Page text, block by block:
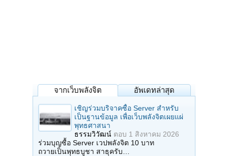
จากเว็บพลังจิต อัพเดทล่าสุด
เชิญร่วมบริจาคซื้อ Server สำหรับ
เป็นฐานข้อมูล เพื่อเว็บพลังจิตเผยแผ่
พุทธศาสนา
ธรรมวิวัฒน์ ตอบ 1 สิงหาคม 2026
ร่วมบุญซื้อ Server เวปพลังจิต 10 บาท
ถวายเป็นพุทธบูชา สาธุครับ…